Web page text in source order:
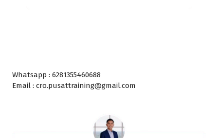
Whatsapp : 6281355460688
Email : cro.pusattraining@gmail.com